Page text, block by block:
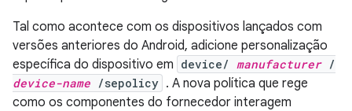
Tal como acontece com os dispositivos lançados com
versões anteriores do Android, adicione personalização
específica do dispositivo em device/ manufacturer/
device-name /sepolicy . A nova política que rege
como os componentes do fornecedor interagem